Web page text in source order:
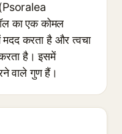
का एक कोमल
करता है और त्वचा
है। इसमें
वाले गुण हैं।